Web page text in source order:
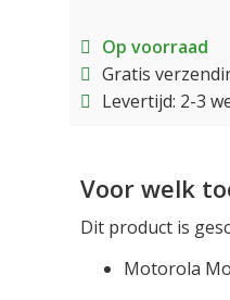
Op voorraad
Gratis
Levertijd: 2-3
Voor welk
Dit product is
Motorola